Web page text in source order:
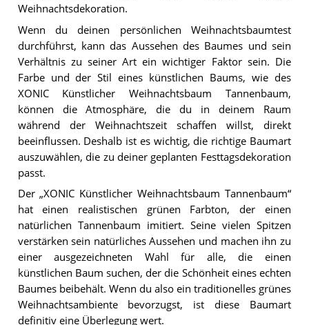
Weihnachtsdekoration.
Wenn du deinen persönlichen Weihnachtsbaumtest
durchführst, kann das Aussehen des Baumes und sein
Verhältnis zu seiner Art ein wichtiger Faktor sein. Die
Farbe und der Stil eines künstlichen Baums, wie des
XONIC Künstlicher Weihnachtsbaum Tannenbaum,
können die Atmosphäre, die du in deinem Raum
während der Weihnachtszeit schaffen willst, direkt
beeinflussen. Deshalb ist es wichtig, die richtige Baumart
auszuwählen, die zu deiner geplanten Festtagsdekoration
passt.
Der „XONIC Künstlicher Weihnachtsbaum Tannenbaum“
hat einen realistischen grünen Farbton, der einen
natürlichen Tannenbaum imitiert. Seine vielen Spitzen
verstärken sein natürliches Aussehen und machen ihn zu
einer ausgezeichneten Wahl für alle, die einen
künstlichen Baum suchen, der die Schönheit eines echten
Baumes beibehält. Wenn du also ein traditionelles grünes
Weihnachtsambiente bevorzugst, ist diese Baumart
definitiv eine Überlegung wert.